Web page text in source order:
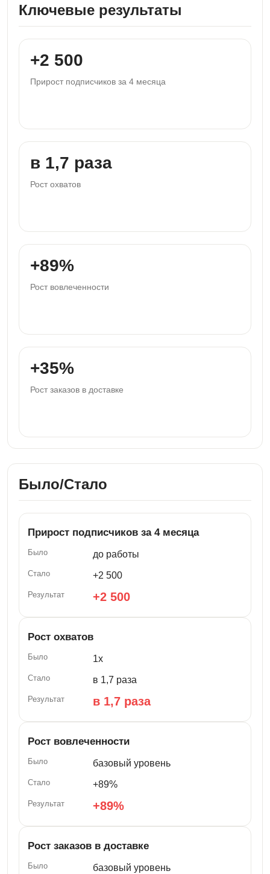
Ключевые результаты
+2 500
Прирост подписчиков за 4 месяца
в 1,7 раза
Рост охватов
+89%
Рост вовлеченности
+35%
Рост заказов в доставке
Было/Стало
Прирост подписчиков за 4 месяца
до работы
+2 500
+2 500
Рост охватов
1x
в 1,7 раза
в 1,7 раза
Рост вовлеченности
базовый уровень
+89%
+89%
Рост заказов в доставке
базовый уровень